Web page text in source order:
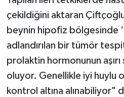
çekildiğini aktaran
beynin hipofiz bölgesinde
adlandırılan bir tümör
prolaktin hormonunun aşırı
oluyor. Genellikle iyi huylu
kontrol altına alınabiliyor"